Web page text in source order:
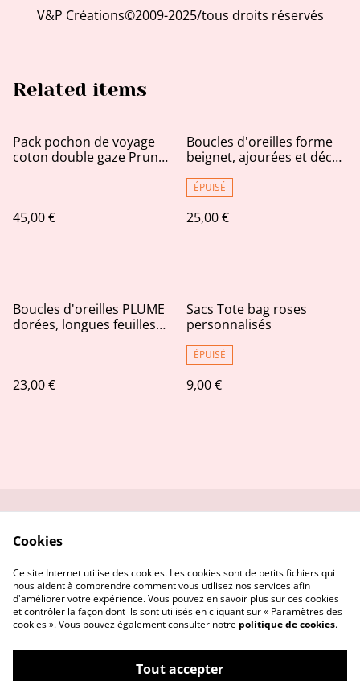
V&P Créations©2009-2025/tous droits réservés
Related items
Pack pochon de voyage
coton double gaze Prune
45,00 €
Boucles d'oreilles forme
beignet, ajourées et décos
ÉPUISÉ
25,00 €
Boucles d'oreilles PLUME
dorées, longues feuilles
23,00 €
Sacs Tote bag roses
personnalisés
ÉPUISÉ
9,00 €
confidentialité
Politique de cookies
Cookies
Ce site Internet utilise des cookies. Les cookies sont de petits fichiers qui
nous aident à comprendre comment vous utilisez nos services afin
d'améliorer votre expérience. Vous pouvez en savoir plus sur ces cookies
et contrôler la façon dont ils sont utilisés en cliquant sur « Paramètres des
cookies ». Vous pouvez également consulter notre politique de cookies.
Tout accepter